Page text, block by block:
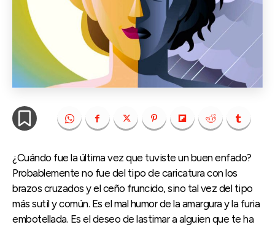
¿Cuándo fue la última vez que tuviste un buen enfado?
Probablemente no fue del tipo de caricatura con los
brazos cruzados y el ceño fruncido, sino tal vez del tipo
más sutil y común. Es el mal humor de la amargura y la furia
embotellada. Es el deseo de lastimar a alguien que te ha